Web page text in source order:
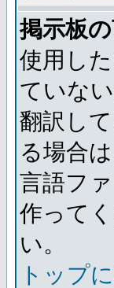
掲示板
使用し
ていな
翻訳し
る場合
言語フ
作って
い。
トップ